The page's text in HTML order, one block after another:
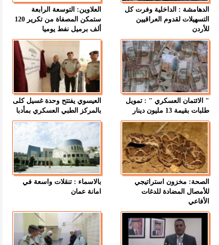
الدهامشة : الداخلية وفرت كل
التسهيلات لقدوم العراقيين
للأردن
العلاوين: التوسعة الرابعة
ستمكن المصفاة من تكرير 120
ألف برميل نفط يوميا
" الائتمان العسكري " : تمويل
طلبات بقيمة 13 مليون دينار
العيسوي يفتتح وحدة غسيل كلى
بالمركز الطبي العسكري بمأدبا
الصحة: مخزون استراتيجي
للأمصال المضادة للدغات
الأفاعي
بالاسماء : تنقلات واسعة في
امانة عمان